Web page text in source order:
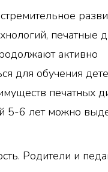
печатные
активно
для обучения
печатных
5-6 лет можно
Родители и